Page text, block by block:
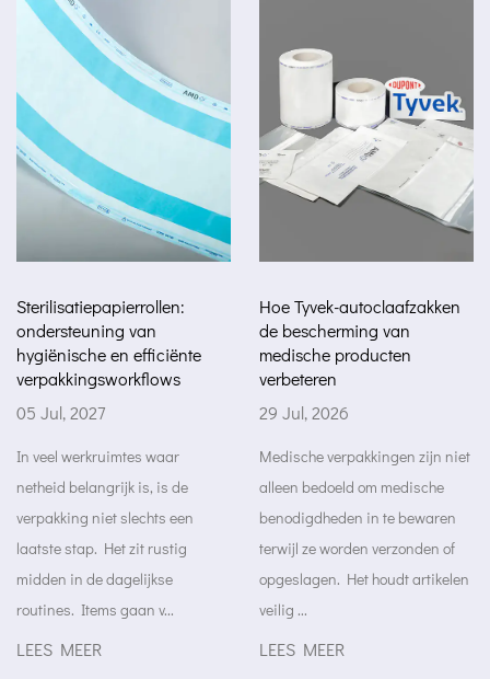
van
efficiënte
waar
is, is de
een
zit rustig
v...
Hoe Tyvek-autoclaafzakken
de bescherming van
medische producten
verbeteren
Medische verpakkingen zijn niet
alleen bedoeld om medische
benodigdheden in te bewaren
terwijl ze worden verzonden of
opgeslagen. Het houdt artikelen
veilig ...
Tyvek-zakken
sterilisatie:
keuze voor
Medische
evolueren
en fabrikanten
veiligere, beter
manieren om